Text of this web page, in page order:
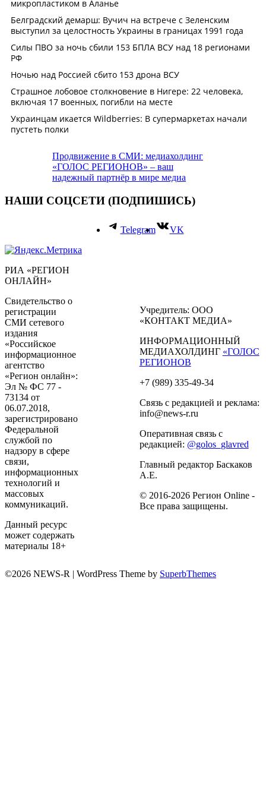
Продвижение в СМИ: медиахолдинг
«ГОЛОС РЕГИОНОВ» – ваш
надежный партнёр в мире медиа
НАШИ СОЦСЕТИ (ПОДПИШИСЬ)
Telegram VK
РИА «РЕГИОН
ОНЛАЙН»
Свидетельство о
регистрации
СМИ сетевого
издания
«Российское
информационное
агентство
«Регион онлайн»:
Эл № ФС 77 -
73134 от
06.07.2018,
зарегистрировано
Федеральной
службой по
надзору в сфере
связи,
информационных
технологий и
массовых
коммуникаций.
Данный ресурс
может содержать
материалы 18+
Учредитель: ООО
«КОНТАКТ МЕДИА»
ИНФОРМАЦИОННЫЙ
МЕДИАХОЛДИНГ «ГОЛОС
РЕГИОНОВ
+7 (989) 335-49-34
Связь с редакцией и реклама:
info@news-r.ru
Оперативная связь с
редакцией: @golos_glavred
Главный редактор Баскаков
А.Е.
© 2016-2026 Регион Online -
Все права защищены.
©2026 NEWS-R | WordPress Theme by SuperbThemes